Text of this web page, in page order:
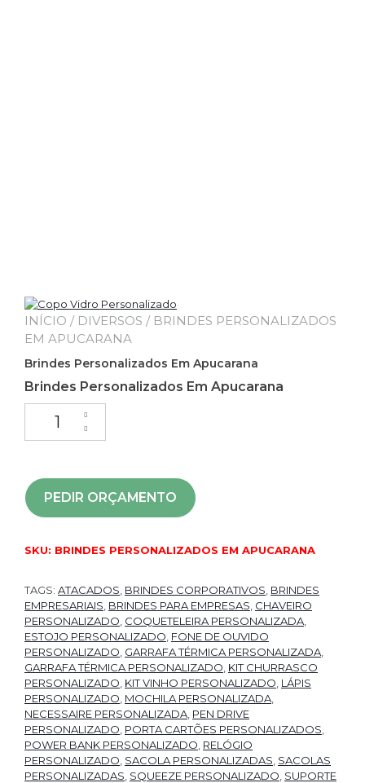
INÍCIO / DIVERSOS / BRINDES PERSONALIZADOS
EM APUCARANA
Brindes Personalizados Em Apucarana
Brindes Personalizados Em Apucarana
PEDIR ORÇAMENTO
SKU: BRINDES PERSONALIZADOS EM APUCARANA
TAGS: ATACADOS BRINDES CORPORATIVOS BRINDES
EMPRESARIAIS BRINDES PARA EMPRESAS CHAVEIRO
PERSONALIZADO COQUETELEIRA PERSONALIZADA
ESTOJO PERSONALIZADO FONE DE OUVIDO
PERSONALIZADO GARRAFA TÉRMICA PERSONALIZADA
GARRAFA TÉRMICA PERSONALIZADO KIT CHURRASCO
PERSONALIZADO KIT VINHO PERSONALIZADO LÁPIS
PERSONALIZADO MOCHILA PERSONALIZADA
NECESSAIRE PERSONALIZADA PEN DRIVE
PERSONALIZADO PORTA CARTÕES PERSONALIZADOS
POWER BANK PERSONALIZADO RELÓGIO
PERSONALIZADO SACOLA PERSONALIZADAS SACOLAS
PERSONALIZADAS SQUEEZE PERSONALIZADO SUPORTE